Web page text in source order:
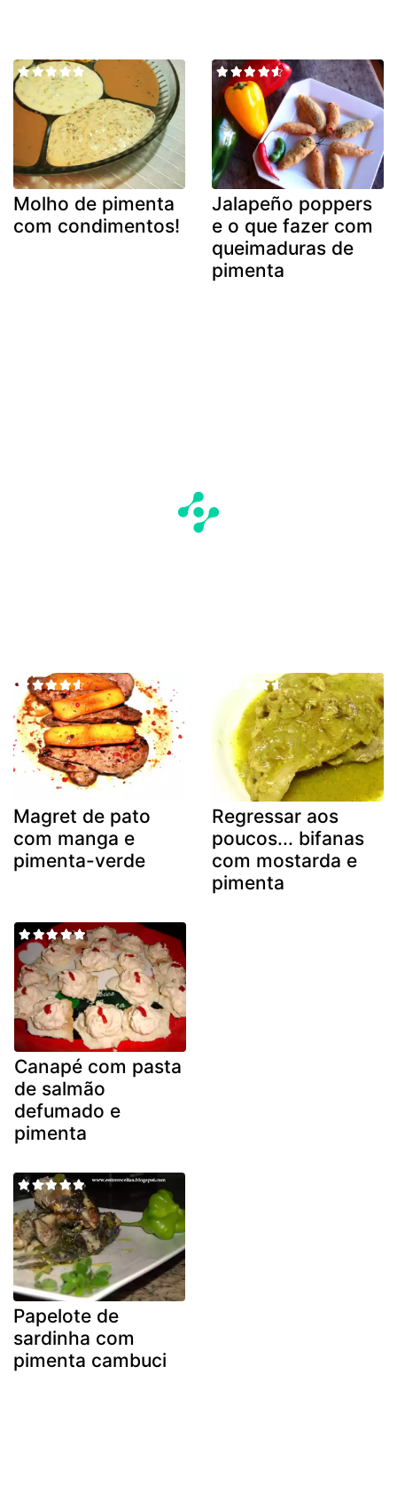
Molho de pimenta
com condimentos!
Jalapeño poppers
e o que fazer com
queimaduras de
pimenta
Magret de pato
com manga e
pimenta-verde
Regressar aos
poucos... bifanas
com mostarda e
pimenta
Canapé com pasta
de salmão
defumado e
pimenta
Papelote de
sardinha com
pimenta cambuci